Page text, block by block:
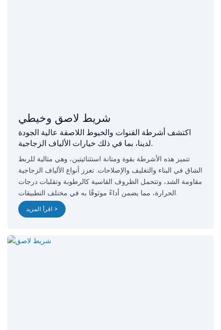
شريط لاصق وخيطي
اكتشف أشرطة القنوات والخيوط اللاصقة عالية الجودة
لدينا، بما في ذلك خيارات الألياف الزجاجية.
تتميز هذه الأشرطة بقوة ومتانة استثنائيتين، وهي مثالية للربط
الشاق في البناء والتغليف والإصلاحات. تعزز أنواع الألياف الزجاجية
مقاومة الشد، وتتحمل الظروف القاسية كالرطوبة وتقلبات درجات
الحرارة، مما يضمن أداءً موثوقًا به في مختلف التطبيقات.
اقرأ المزيد >